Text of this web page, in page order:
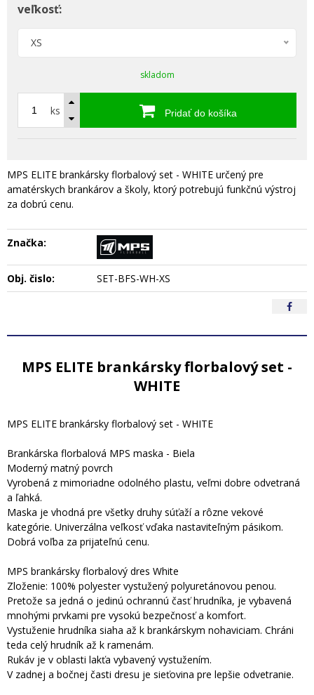
veľkosť:
XS
skladom
ks Pridať do košíka
MPS ELITE brankársky florbalový set - WHITE určený pre
amatérskych brankárov a školy, ktorý potrebujú funkčnú výstroj
za dobrú cenu.
Značka:
Obj. čislo: SET-BFS-WH-XS
MPS ELITE brankársky florbalový set -
WHITE
MPS ELITE brankársky florbalový set - WHITE
Brankárska florbalová MPS maska - Biela
Moderný matný povrch
Vyrobená z mimoriadne odolného plastu, veľmi dobre odvetraná
a ľahká.
Maska je vhodná pre všetky druhy súťaží a rôzne vekové
kategórie. Univerzálna veľkosť vďaka nastaviteľným pásikom.
Dobrá voľba za prijateľnú cenu.
MPS brankársky florbalový dres White
Zloženie: 100% polyester vystužený polyuretánovou penou.
Pretože sa jedná o jedinú ochrannú časť hrudníka, je vybavená
mnohými prvkami pre vysokú bezpečnosť a komfort.
Vystuženie hrudníka siaha až k brankárskym nohaviciam. Chráni
teda celý hrudník až k ramenám.
Rukáv je v oblasti lakťa vybavený vystužením.
V zadnej a bočnej časti dresu je sieťovina pre lepšie odvetranie.